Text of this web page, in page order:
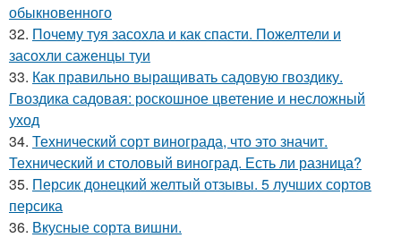
обыкновенного
32. Почему туя засохла и как спасти. Пожелтели и
засохли саженцы туи
33. Как правильно выращивать садовую гвоздику.
Гвоздика садовая: роскошное цветение и несложный
уход
34. Технический сорт винограда, что это значит.
Технический и столовый виноград. Есть ли разница?
35. Персик донецкий желтый отзывы. 5 лучших сортов
персика
36. Вкусные сорта вишни.